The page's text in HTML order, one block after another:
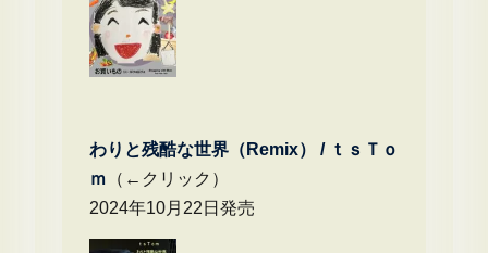
わりと残酷な世界（Remix） / ｔｓＴｏ
ｍ （←クリック）
2024年10月22日発売